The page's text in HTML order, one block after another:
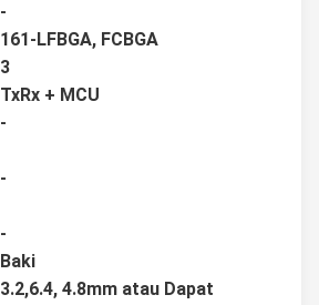
-
161-LFBGA, FCBGA
3
TxRx + MCU
-
-
-
Baki
3.2,6.4, 4.8mm atau Dapat